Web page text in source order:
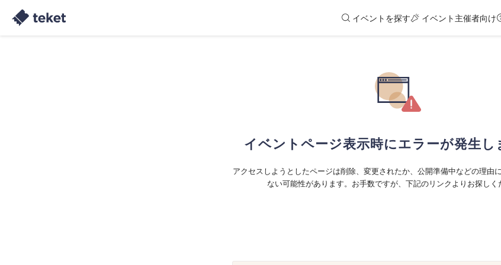
イベントを探す イベント主催者向け
イベントページ表示時にエラーが発生し
アクセスしようとしたページは削除、変更されたか、公開準備中などの理由
ない可能性があります。お手数ですが、下記のリンクよりお探しく